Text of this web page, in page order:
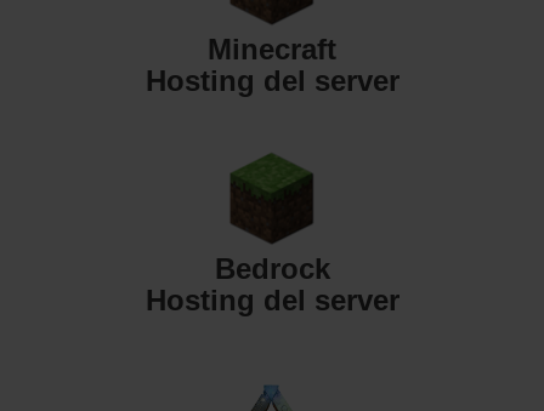
Minecraft
Hosting del server
Bedrock
Hosting del server